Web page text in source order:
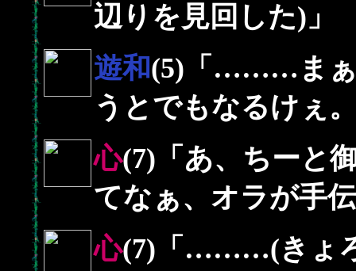
辺りを見回した)」
遊和(5)「………まぁ
うとでもなるけぇ
心(7)「あ、ちーと
てなぁ、オラが手
心(7)「………(きょ